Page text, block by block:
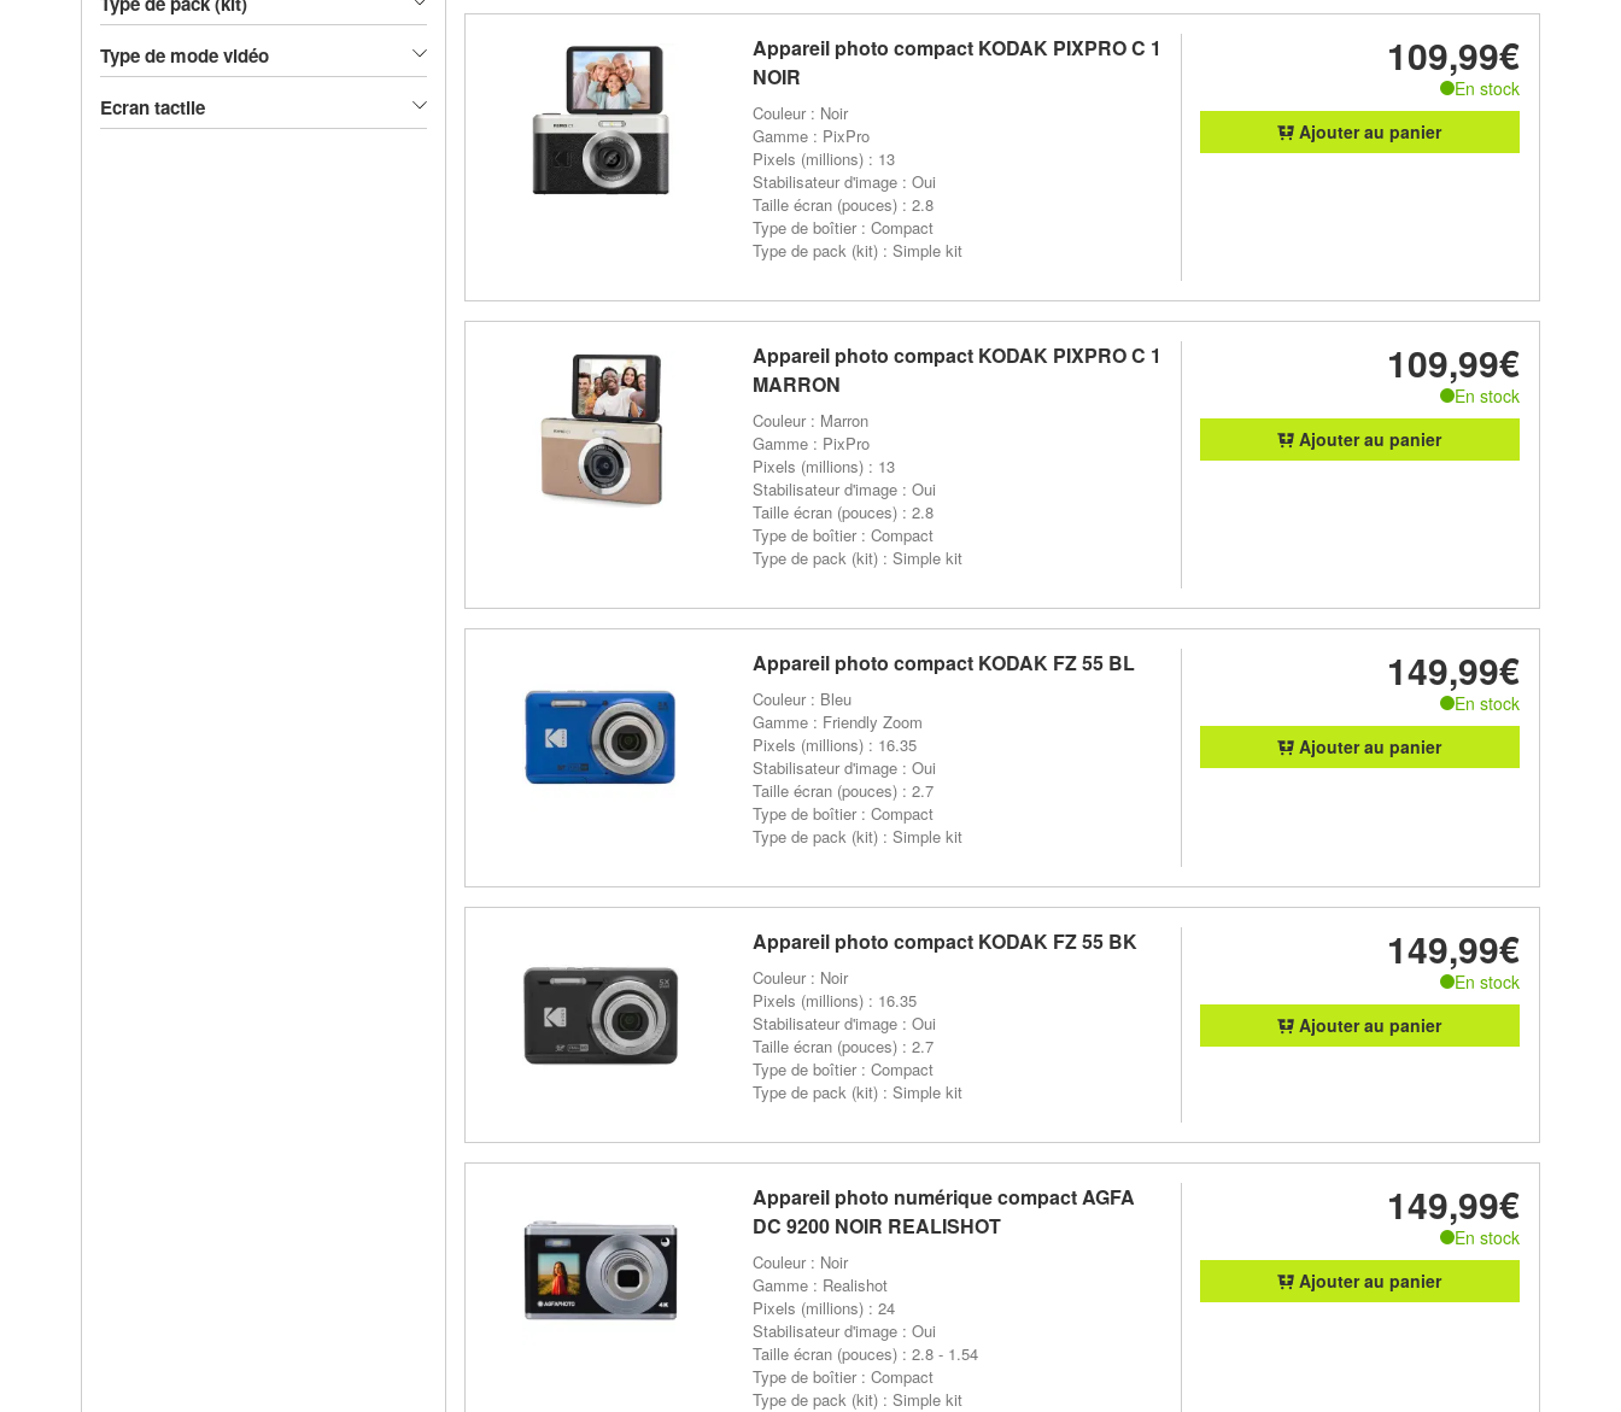
Type de mode vidéo
Ecran tactile
Appareil photo compact KODAK PIXPRO C 1
NOIR
Couleur : Noir
Gamme : PixPro
Pixels (millions) : 13
Stabilisateur d'image : Oui
Taille écran (pouces) : 2.8
Type de boîtier : Compact
Type de pack (kit) : Simple kit
109,99€
En stock
Ajouter au panier
Appareil photo compact KODAK PIXPRO C 1
MARRON
Couleur : Marron
Gamme : PixPro
Pixels (millions) : 13
Stabilisateur d'image : Oui
Taille écran (pouces) : 2.8
Type de boîtier : Compact
Type de pack (kit) : Simple kit
109,99€
En stock
Ajouter au panier
Appareil photo compact KODAK FZ 55 BL
Couleur : Bleu
Gamme : Friendly Zoom
Pixels (millions) : 16.35
Stabilisateur d'image : Oui
Taille écran (pouces) : 2.7
Type de boîtier : Compact
Type de pack (kit) : Simple kit
149,99€
En stock
Ajouter au panier
Appareil photo compact KODAK FZ 55 BK
Couleur : Noir
Pixels (millions) : 16.35
Stabilisateur d'image : Oui
Taille écran (pouces) : 2.7
Type de boîtier : Compact
Type de pack (kit) : Simple kit
149,99€
En stock
Ajouter au panier
Appareil photo numérique compact AGFA
DC 9200 NOIR REALISHOT
Couleur : Noir
Gamme : Realishot
Pixels (millions) : 24
Stabilisateur d'image : Oui
Taille écran (pouces) : 2.8 - 1.54
Type de boîtier : Compact
Type de pack (kit) : Simple kit
149,99€
En stock
Ajouter au panier